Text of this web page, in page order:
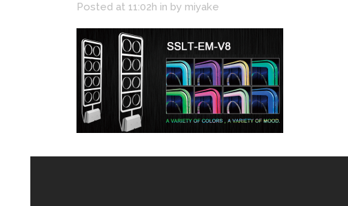
Posted at 11:02h in by miyake